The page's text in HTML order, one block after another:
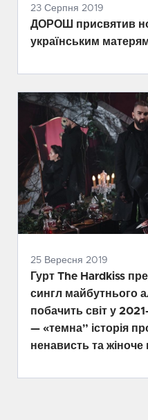
23 Серпня 2019
ДОРОШ присвятив
українським
25 Вересня 2019
Гурт The Hardkiss
сингл майбутнього
побачить світ у
— «темна” історія
ненависть та жіноче